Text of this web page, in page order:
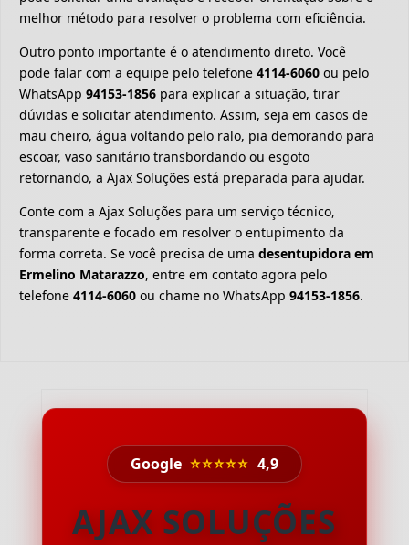
melhor método para resolver o problema com eficiência.
Outro ponto importante é o atendimento direto. Você
pode falar com a equipe pelo telefone 4114-6060 ou pelo
WhatsApp 94153-1856 para explicar a situação, tirar
dúvidas e solicitar atendimento. Assim, seja em casos de
mau cheiro, água voltando pelo ralo, pia demorando para
escoar, vaso sanitário transbordando ou esgoto
retornando, a Ajax Soluções está preparada para ajudar.
Conte com a Ajax Soluções para um serviço técnico,
transparente e focado em resolver o entupimento da
forma correta. Se você precisa de uma desentupidora em
Ermelino Matarazzo, entre em contato agora pelo
telefone 4114-6060 ou chame no WhatsApp 94153-1856.
Google ⭐⭐⭐⭐⭐ 4,9
AJAX SOLUÇÕES